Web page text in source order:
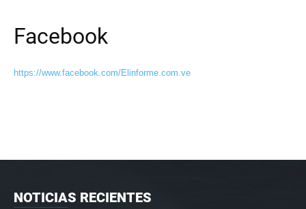
Facebook
https://www.facebook.com/Elinforme.com.ve
NOTICIAS RECIENTES